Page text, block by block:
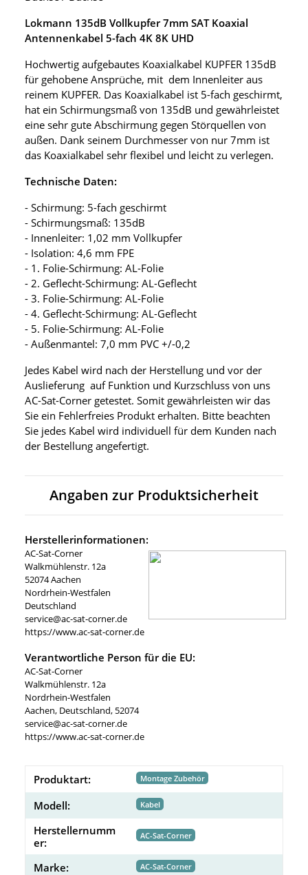
Lokmann 135dB Vollkupfer 7mm SAT Koaxial
Antennenkabel 5-fach 4K 8K UHD
Hochwertig aufgebautes Koaxialkabel KUPFER 135dB
für gehobene Ansprüche, mit dem Innenleiter aus
reinem KUPFER. Das Koaxialkabel ist 5-fach geschirmt,
hat ein Schirmungsmaß von 135dB und gewährleistet
eine sehr gute Abschirmung gegen Störquellen von
außen. Dank seinem Durchmesser von nur 7mm ist
das Koaxialkabel sehr flexibel und leicht zu verlegen.
Technische Daten:
- Schirmung: 5-fach geschirmt
- Schirmungsmaß: 135dB
- Innenleiter: 1,02 mm Vollkupfer
- Isolation: 4,6 mm FPE
- 1. Folie-Schirmung: AL-Folie
- 2. Geflecht-Schirmung: AL-Geflecht
- 3. Folie-Schirmung: AL-Folie
- 4. Geflecht-Schirmung: AL-Geflecht
- 5. Folie-Schirmung: AL-Folie
- Außenmantel: 7,0 mm PVC +/-0,2
Jedes Kabel wird nach der Herstellung und vor der
Auslieferung auf Funktion und Kurzschluss von uns
AC-Sat-Corner getestet. Somit gewährleisten wir das
Sie ein Fehlerfreies Produkt erhalten. Bitte beachten
Sie jedes Kabel wird individuell für dem Kunden nach
der Bestellung angefertigt.
Angaben zur Produktsicherheit
Herstellerinformationen:
AC-Sat-Corner
Walkmühlenstr. 12a
52074 Aachen
Nordrhein-Westfalen
Deutschland
service@ac-sat-corner.de
https://www.ac-sat-corner.de
Verantwortliche Person für die EU:
AC-Sat-Corner
Walkmühlenstr. 12a
Nordrhein-Westfalen
Aachen, Deutschland, 52074
service@ac-sat-corner.de
https://www.ac-sat-corner.de
Produktart: Montage Zubehör
Modell: Kabel
Herstellernumm
er:
AC-Sat-Corner
Marke: AC-Sat-Corner